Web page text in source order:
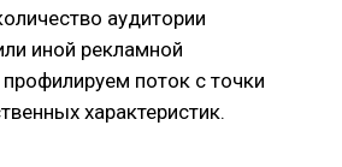
аудитории
иной рекламной
поток с точки
характеристик.